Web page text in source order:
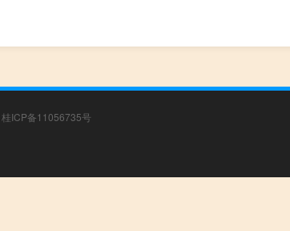
桂ICP备11056735号